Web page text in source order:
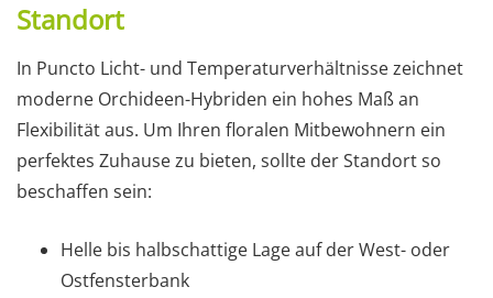
Standort
In Puncto Licht- und Temperaturverhältnisse zeichnet
moderne Orchideen-Hybriden ein hohes Maß an
Flexibilität aus. Um Ihren floralen Mitbewohnern ein
perfektes Zuhause zu bieten, sollte der Standort so
beschaffen sein:
Helle bis halbschattige Lage auf der West- oder
Ostfensterbank